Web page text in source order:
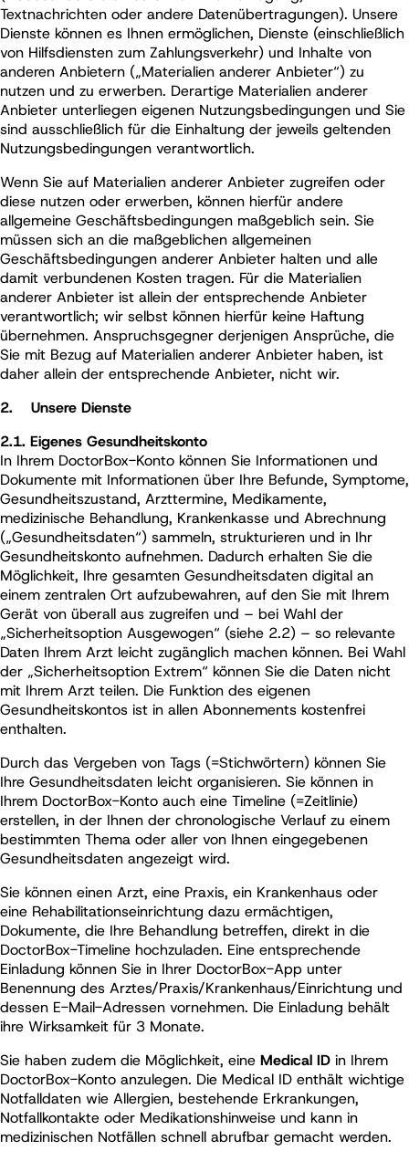
Textnachrichten oder andere Datenübertragungen). Unsere
Dienste können es Ihnen ermöglichen, Dienste (einschließlich
von Hilfsdiensten zum Zahlungsverkehr) und Inhalte von
anderen Anbietern („Materialien anderer Anbieter“) zu
nutzen und zu erwerben. Derartige Materialien anderer
Anbieter unterliegen eigenen Nutzungsbedingungen und Sie
sind ausschließlich für die Einhaltung der jeweils geltenden
Nutzungsbedingungen verantwortlich.
Wenn Sie auf Materialien anderer Anbieter zugreifen oder
diese nutzen oder erwerben, können hierfür andere
allgemeine Geschäftsbedingungen maßgeblich sein. Sie
müssen sich an die maßgeblichen allgemeinen
Geschäftsbedingungen anderer Anbieter halten und alle
damit verbundenen Kosten tragen. Für die Materialien
anderer Anbieter ist allein der entsprechende Anbieter
verantwortlich; wir selbst können hierfür keine Haftung
übernehmen. Anspruchsgegner derjenigen Ansprüche, die
Sie mit Bezug auf Materialien anderer Anbieter haben, ist
daher allein der entsprechende Anbieter, nicht wir.
2. Unsere Dienste
2.1. Eigenes Gesundheitskonto
In Ihrem DoctorBox-Konto können Sie Informationen und
Dokumente mit Informationen über Ihre Befunde, Symptome,
Gesundheitszustand, Arzttermine, Medikamente,
medizinische Behandlung, Krankenkasse und Abrechnung
(„Gesundheitsdaten“) sammeln, strukturieren und in Ihr
Gesundheitskonto aufnehmen. Dadurch erhalten Sie die
Möglichkeit, Ihre gesamten Gesundheitsdaten digital an
einem zentralen Ort aufzubewahren, auf den Sie mit Ihrem
Gerät von überall aus zugreifen und – bei Wahl der
„Sicherheitsoption Ausgewogen“ (siehe 2.2) – so relevante
Daten Ihrem Arzt leicht zugänglich machen können. Bei Wahl
der „Sicherheitsoption Extrem“ können Sie die Daten nicht
mit Ihrem Arzt teilen. Die Funktion des eigenen
Gesundheitskontos ist in allen Abonnements kostenfrei
enthalten.
Durch das Vergeben von Tags (=Stichwörtern) können Sie
Ihre Gesundheitsdaten leicht organisieren. Sie können in
Ihrem DoctorBox-Konto auch eine Timeline (=Zeitlinie)
erstellen, in der Ihnen der chronologische Verlauf zu einem
bestimmten Thema oder aller von Ihnen eingegebenen
Gesundheitsdaten angezeigt wird.
Sie können einen Arzt, eine Praxis, ein Krankenhaus oder
eine Rehabilitationseinrichtung dazu ermächtigen,
Dokumente, die Ihre Behandlung betreffen, direkt in die
DoctorBox-Timeline hochzuladen. Eine entsprechende
Einladung können Sie in Ihrer DoctorBox-App unter
Benennung des Arztes/Praxis/Krankenhaus/Einrichtung und
dessen E-Mail-Adressen vornehmen. Die Einladung behält
ihre Wirksamkeit für 3 Monate.
Sie haben zudem die Möglichkeit, eine Medical ID in Ihrem
DoctorBox-Konto anzulegen. Die Medical ID enthält wichtige
Notfalldaten wie Allergien, bestehende Erkrankungen,
Notfallkontakte oder Medikationshinweise und kann in
medizinischen Notfällen schnell abrufbar gemacht werden.